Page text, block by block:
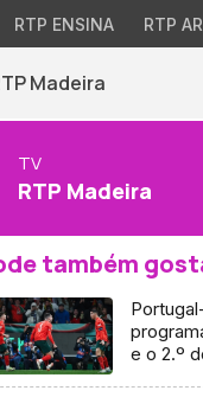
RTP ENSINA RTP
Madeira
TV
RTP Madeira
também
e o 2.º